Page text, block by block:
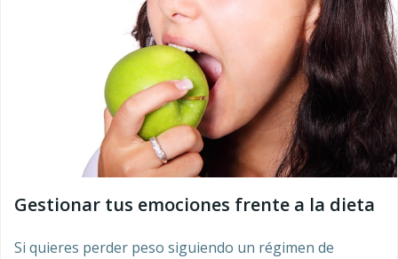
Gestionar tus emociones frente a la dieta
Si quieres perder peso siguiendo un régimen de